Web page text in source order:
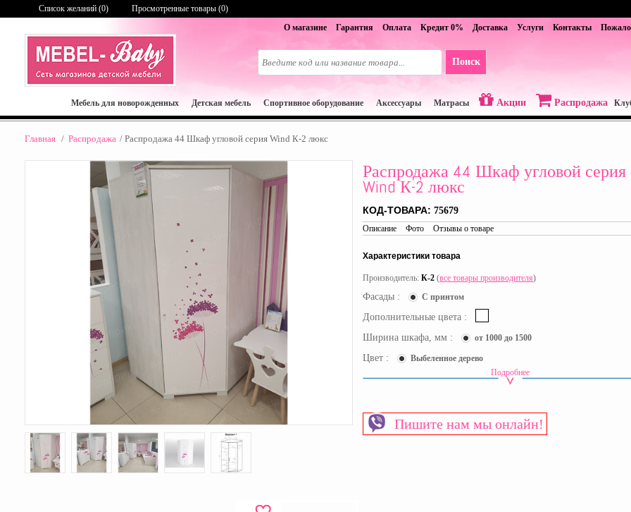
О магазине Гарантия Оплата Кредит 0% Доставка Услуги Контакты
Список желаний (0) Просмотренные товары (0)
Мебель для новорожденных Детская мебель Спортивное оборудование Аксессуары Матрасы Акции Распродажа
Главная / Распродажа / Распродажа 44 Шкаф угловой серия Wind К-2 люкс
Распродажа 44 Шкаф угловой серия
Wind К-2 люкс
КОД-ТОВАРА: 75679
Описание Фото Отзывы о товаре
Характеристики товара
Производитель: К-2 (все товары производителя)
Фасады : С принтом
Дополнительные цвета :
Ширина шкафа, мм :
от 1000 до 1500
Цвет : Выбеленное дерево
Вид товара Шкафы
Вид шкафа
Пол Для девочек
Подробнее
Пишите нам мы онлайн!